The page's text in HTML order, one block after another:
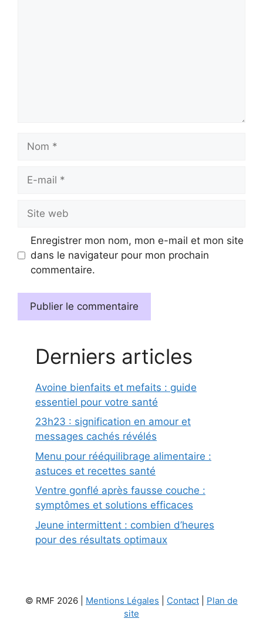
Nom
Site
web
Enregistrer mon nom, mon e-mail et mon site
dans le navigateur pour mon prochain
commentaire.
Derniers articles
Avoine bienfaits et mefaits : guide
essentiel pour votre santé
23h23 : signification en amour et
messages cachés révélés
Menu pour rééquilibrage alimentaire :
astuces et recettes santé
Ventre gonflé après fausse couche :
symptômes et solutions efficaces
Jeune intermittent : combien d’heures
pour des résultats optimaux
© RMF 2026 | Mentions Légales Contact
Plan de
site